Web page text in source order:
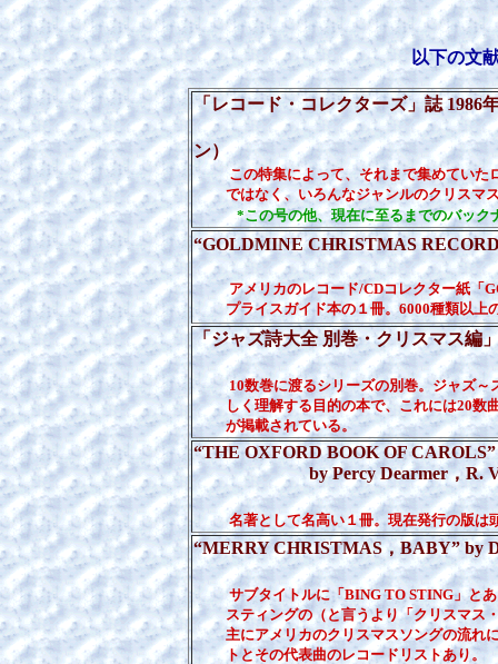
以下の文
「レコード・コレクターズ」誌
ン）
この特集によって、それまで集めていた
ではなく、いろんなジャンルのクリスマス
*この号の他、現在に至るまでのバック
“GOLDMINE CHRISTMAS
（KRAUSE
アメリカのレコード/CDコレクター紙「
プライスガイド本の１冊。6000種類以上の
「ジャズ詩大全 別巻・クリスマス編
（中央アー
10数巻に渡るシリーズの別巻。ジャズ
しく理解する目的の本で、これには20数曲
が掲載されている。
“THE OXFORD BOOK OF CAROLS”
by Percy Dearmer，R.
（OXFORD
名著として名高い１冊。現在発行の版は
“MERRY CHRISTMAS，BABY” by
（Little，Brown
サブタイトルに「BING TO STING」と
スティングの（と言うより「クリスマス・
主にアメリカのクリスマスソングの流れに
トとその代表曲のレコードリストあり。